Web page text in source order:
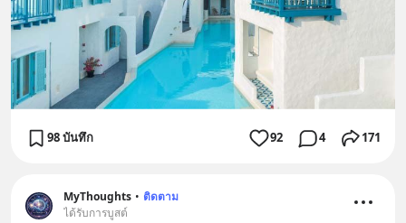
98 บันทึก 92 4 171
MyThoughts • ติดตาม
ได้รับการบูสต์